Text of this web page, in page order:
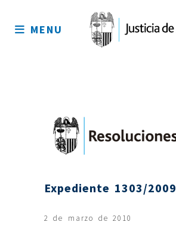
sitio
MENU
Expediente 1303/2009
2 de marzo de 2010